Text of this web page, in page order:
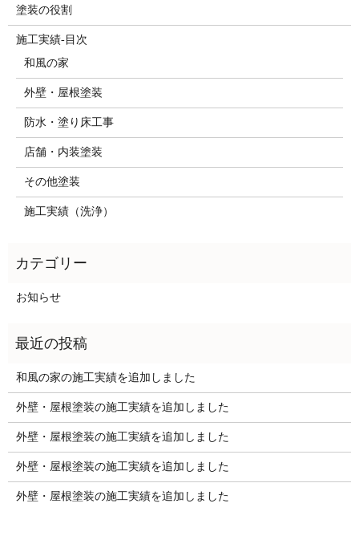
塗装の役割
施工実績-目次
和風の家
外壁・屋根塗装
防水・塗り床工事
店舗・内装塗装
その他塗装
施工実績（洗浄）
お知らせ
和風の家の施工実績を追加しました
外壁・屋根塗装の施工実績を追加しました
外壁・屋根塗装の施工実績を追加しました
外壁・屋根塗装の施工実績を追加しました
外壁・屋根塗装の施工実績を追加しました